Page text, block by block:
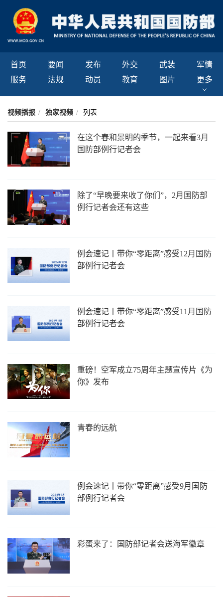
首页 要闻 发布 外交 武装
军情
服务
法规 动员 教育 图片 更多
视频播报 / 独家视频 / 列表
在这个春和景明的季节，一起来看3月
国防部例行记者会
除了“早晚要来收了你们”，2月国防部
例行记者会还有这些
例会速记丨带你“零距离”感受12月国防
部例行记者会
例会速记丨带你“零距离”感受11月国防
部例行记者会
重磅！空军成立75周年主题宣传片《为
你》发布
青春的远航
例会速记丨带你“零距离”感受9月国防
部例行记者会
彩蛋来了：国防部记者会送海军徽章